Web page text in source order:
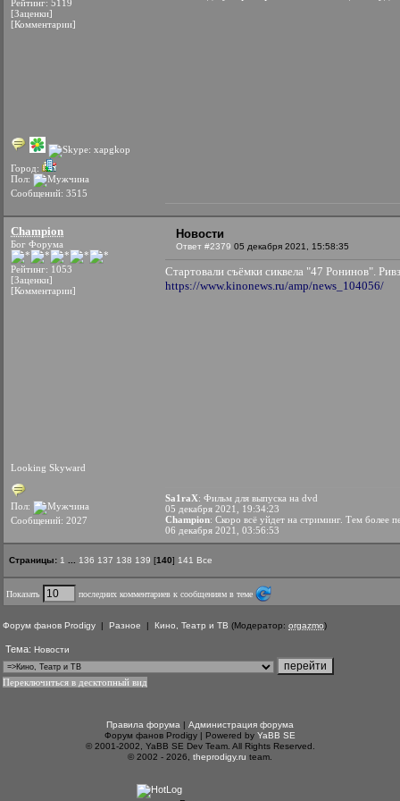
Рейтинг: 5119
[Заценки]
[Комментарии]
Город:
Пол:
Сообщений: 3515
Champion
Бог Форума
Рейтинг: 1053
[Заценки]
[Комментарии]
Looking Skyward
Пол:
Сообщений: 2027
Новости
Ответ #2379 05 декабря 2021, 15:58:35
Стартовали съёмки сиквела "47 Ронинов".
https://www.kinonews.ru/amp/news_104056/
Sa1raX: Фильм для выпуска на dvd
05 декабря 2021, 19:34:23
Champion: Скоро всё уйдет на стриминг. Тем более
06 декабря 2021, 03:56:53
Страницы: 1 136 137 138 139 [140] 141 Все
Показать последних комментариев к сообщениям в теме
Форум фанов Prodigy | Разное | Кино, Театр и ТВ (Модератор: orgazmo)
Тема: Новости
Переключиться в десктопный вид
Правила форума | Администрация форума
Форум фанов Prodigy | Powered by YaBB SE
© 2001-2002, YaBB SE Dev Team. All Rights Reserved.
© 2002 - 2026, theprodigy.ru team.